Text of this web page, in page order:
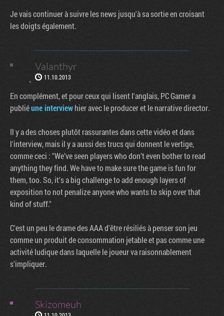
Je vais continuer à suivre les news jusqu'à sa sortie en croisant
les doigts également.
Valanthyr
11.10.2013
En complément, et pour ceux qui lisent l'anglais, PC Gamer a
publiéune interviewhier avec le producer et le narrative director.
Il y a des choses plutôt rassurantes dans cette vidéo et dans
l'interview, mais il y a aussi des trucs qui donnent le vertige,
comme ceci : "We’ve seen players who don’t even bother to read
anything they find. We have to make sure the game is fun for
them, too. So, it’s a big challenge to add enough layers of
exposition to not penalize anyone who wants to skip over that
kind of stuff."
C'est un peu le drame des AAA d'être résiliés à penser son jeu
comme un produit de consommation jetable et pas comme une
activité ludique dans laquelle le joueur va raisonnablement
s'impliquer.
Skizomeuh